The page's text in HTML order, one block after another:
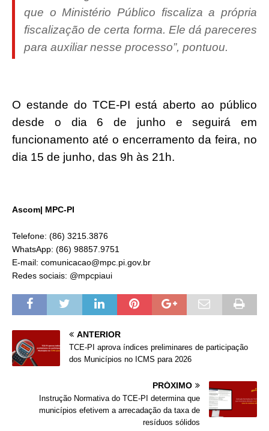
que o Ministério Público fiscaliza a própria
fiscalização de certa forma. Ele dá pareceres
para auxiliar nesse processo”, pontuou.
O estande do TCE-PI está aberto ao público
desde o dia 6 de junho e seguirá em
funcionamento até o encerramento da feira, no
dia 15 de junho, das 9h às 21h.
Ascom| MPC-PI
Telefone: (86) 3215.3876
WhatsApp: (86) 98857.9751
E-mail: comunicacao@mpc.pi.gov.br
Redes sociais: @mpcpiaui
ANTERIOR
TCE-PI aprova índices preliminares de participação
dos Municípios no ICMS para 2026
PRÓXIMO
Instrução Normativa do TCE-PI determina que
municípios efetivem a arrecadação da taxa de
resíduos sólidos